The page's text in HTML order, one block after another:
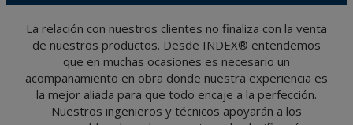
protección de datos, como pueden ser los relativos a salud, pues los mismos no viajan
responsabilidad.
El usuario podrá ejercer en cualquier momento sus derechos para acceder, rectificar,
oponerse, cancelarlos, limitar su tratamiento o solicitar su portabilidad con arreglo a
lo previsto en el Reglamento General de Protección de Datos (RGPD) de 27 de abril
de 2016 enviando una carta a su responsable de tratamiento: Valentín Gómez,
Gerente, junto con la fotocopia de su DNI, a TÉCNICAS EXPANSIVAS SL | P.I. La
Portalada II | c/ Segador 13, 26006 | Logroño (La Rioja) o a través de la dirección de
correo electrónicoinfo@indexfix.com.
La relación con nuestros clientes no finaliza con la venta
de nuestros productos. Desde INDEX® entendemos
que en muchas ocasiones es necesario un
acompañamiento en obra donde nuestra experiencia es
la mejor aliada para que todo encaje a la perfección.
Nuestros ingenieros y técnicos apoyarán a los